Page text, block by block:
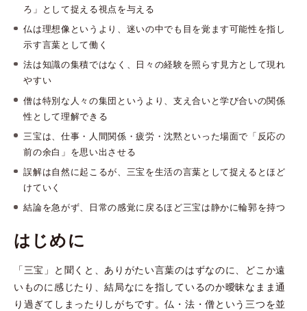
ろ」として捉える視点を与える
仏は理想像というより、迷いの中でも目を覚ます可能性を指し
示す言葉として働く
法は知識の集積ではなく、日々の経験を照らす見方として現れ
やすい
僧は特別な人々の集団というより、支え合いと学び合いの関係
性として理解できる
三宝は、仕事・人間関係・疲労・沈黙といった場面で「反応の
前の余白」を思い出させる
誤解は自然に起こるが、三宝を生活の言葉として捉えるとほど
けていく
結論を急がず、日常の感覚に戻るほど三宝は静かに輪郭を持つ
はじめに
「三宝」と聞くと、ありがたい言葉のはずなのに、どこか遠
いものに感じたり、結局なにを指しているのか曖昧なまま通
り過ぎてしまったりしがちです。仏・法・僧という三つを並